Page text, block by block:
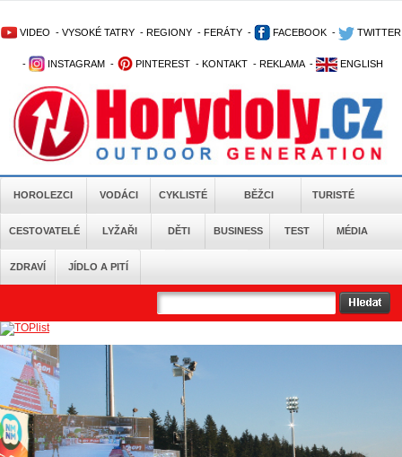
VIDEO - VYSOKÉ TATRY - REGIONY - FERÁTY - FACEBOOK - TWITTER
- INSTAGRAM - PINTEREST - KONTAKT - REKLAMA - ENGLISH
HOROLEZCI VODÁCI CYKLISTÉ BĚŽCI TURISTÉ
CESTOVATELÉ LYŽAŘI DĚTI BUSINESS TEST MÉDIA
ZDRAVÍ JÍDLO A PITÍ